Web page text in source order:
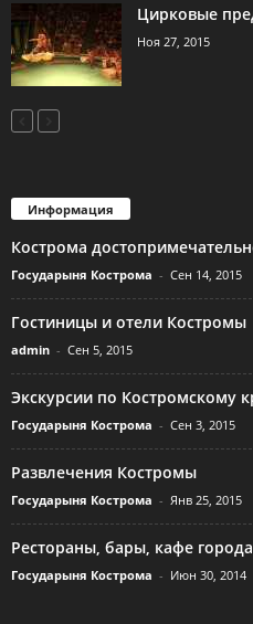
Цирковые
Ноя 27, 2015
Информация
Кострома
Государыня Кострома - Сен 14, 2015
Гостиницы и отели Костромы
admin - Сен 5, 2015
Экскурсии по Костромскому
Государыня Кострома - Сен 3, 2015
Развлечения Костромы
Государыня Кострома - Янв 25, 2015
Рестораны, бары, кафе
Государыня Кострома - Июн 30, 2014